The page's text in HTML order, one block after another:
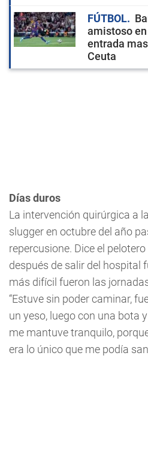
FÚTBOL
amistoso
entrada
Ceuta
Días duros
La intervención quirúrgica a
slugger en octubre del año
repercusione. Dice el
después de salir del hospital
más difícil fueron las
“Estuve sin poder caminar,
un yeso, luego con una bota
me mantuve tranquilo,
era lo único que me podía